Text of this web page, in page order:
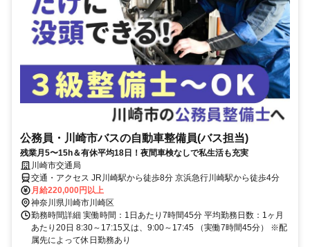
公務員・川崎市バスの自動車整備員(バス担当)
残業月5〜15h＆有休平均18日！夜間車検なしで私生活も充実
川崎市交通局
交通・アクセス JR川崎駅から徒歩8分 京浜急行川崎駅から徒歩4分
月給220,000円以上
神奈川県川崎市川崎区
勤務時間詳細 実働時間：1日あたり7時間45分 平均勤務日数：1ヶ月
あたり20日 8:30～17:15又は、9:00～17:45 （実働7時間45分） ※配
属先によって休日勤務あり